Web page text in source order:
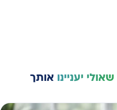
שאולי יעניינו אותך